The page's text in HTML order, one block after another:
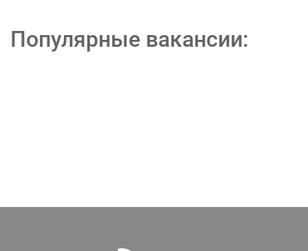
Популярные вакансии: